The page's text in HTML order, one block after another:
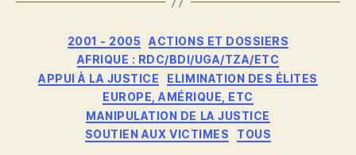
Catégories
2001 - 2005
ACTIONS ET DOSSIERS
AFRIQUE : RDC/BDI/UGA/TZA/ETC
APPUI À LA JUSTICE
ELIMINATION DES ÉLITES
EUROPE, AMÉRIQUE, ETC
MANIPULATION DE LA JUSTICE
SOUTIEN AUX VICTIMES
TOUS